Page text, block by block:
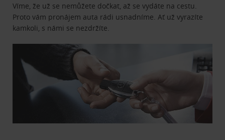
Víme, že už se nemůžete dočkat, až se vydáte na cestu.
Proto vám pronájem auta rádi usnadníme. Ať už vyrazíte
kamkoli, s námi se nezdržíte.